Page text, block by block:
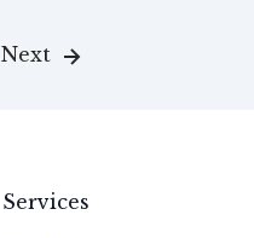
Next
Services